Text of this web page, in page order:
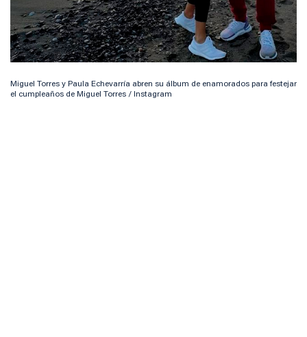
Miguel Torres y Paula Echevarría abren su álbum de enamorados para festejar
el cumpleaños de Miguel Torres / Instagram